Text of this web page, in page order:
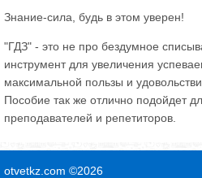
Знание-сила, будь в этом уверен!
"ГДЗ" - это не про бездумное
инструмент для увеличения
максимальной пользы и
Пособие так же отлично подойдет
преподавателей и репетиторов.
otvetkz.com ©2026